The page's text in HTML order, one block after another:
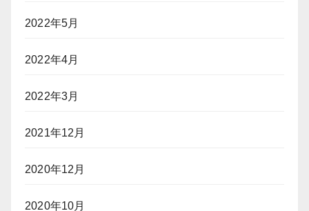
2022年5月
2022年4月
2022年3月
2021年12月
2020年12月
2020年10月